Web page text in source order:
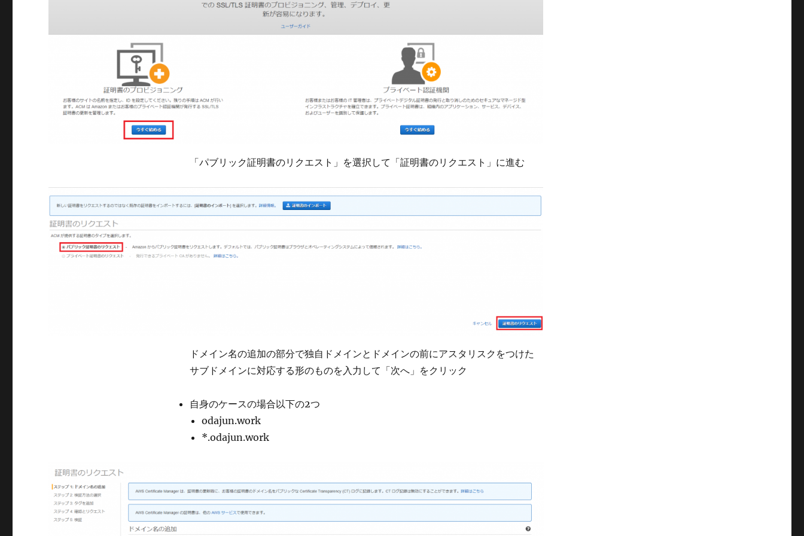
「パブリック証明書のリクエスト」を選択して「証明書のリクエスト」に進む
ドメイン名の追加の部分で独自ドメインとドメインの前にアスタリスクをつけた
サブドメインに対応する形のものを入力して「次へ」をクリック
自身のケースの場合以下の2つ
odajun.work
*.odajun.work